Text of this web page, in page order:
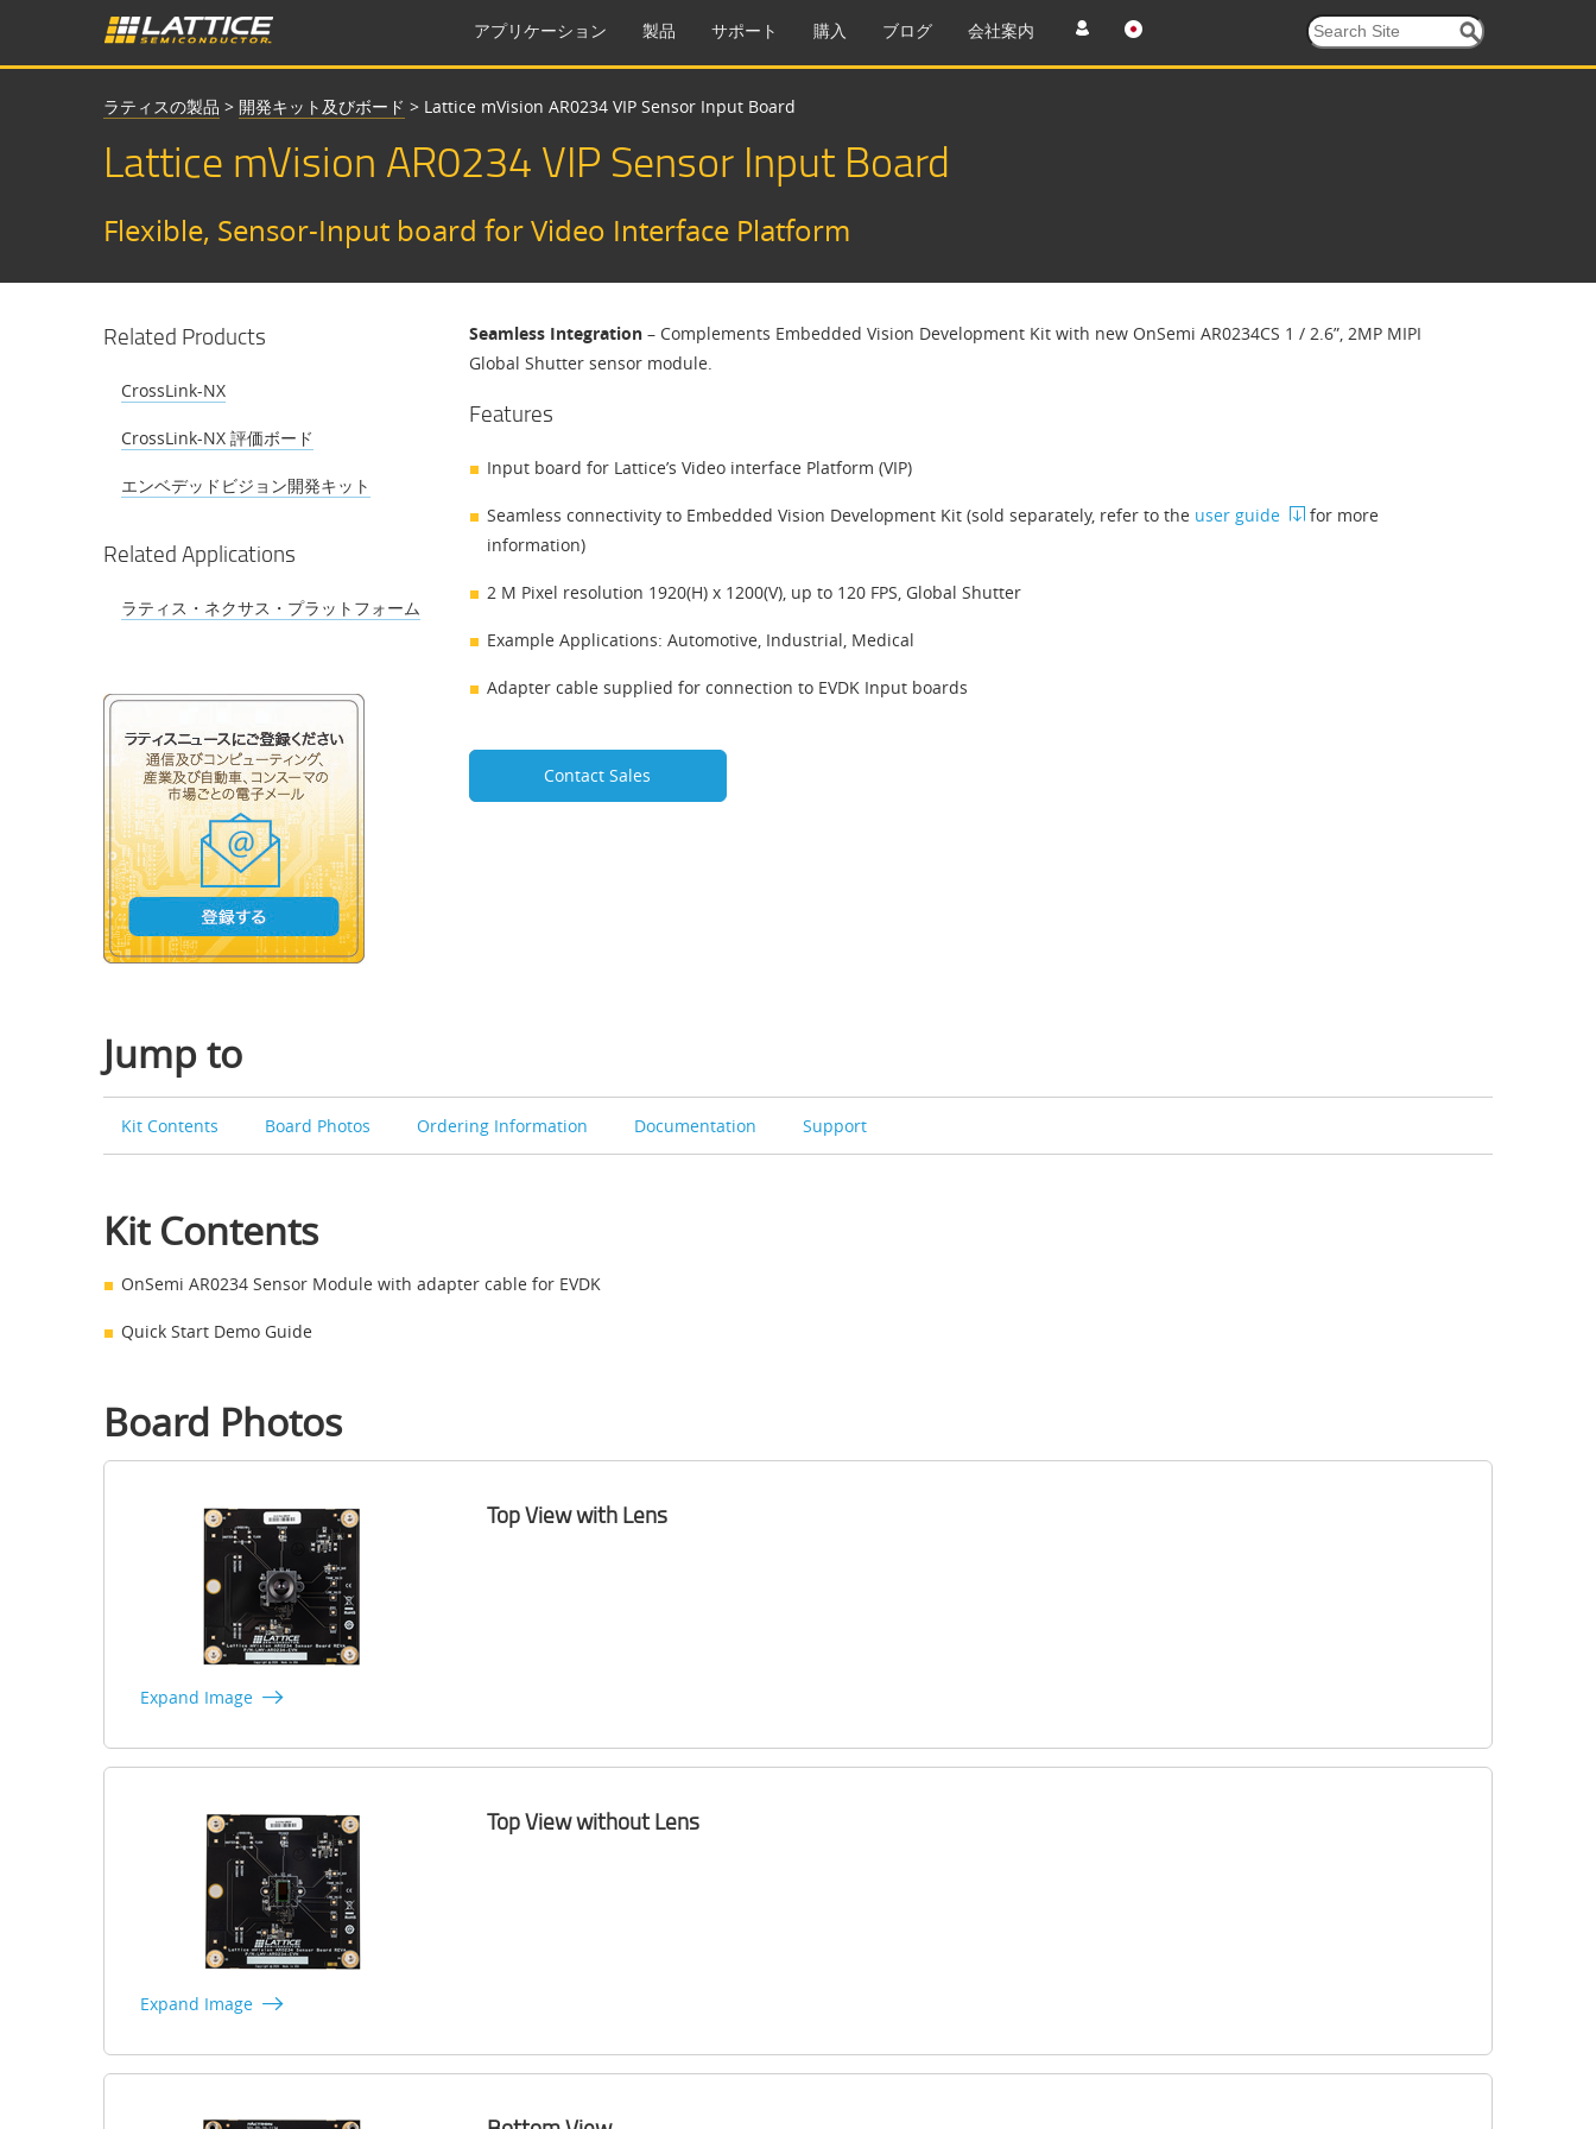
アプリケーション 製品 サポート 購入 ブログ 会社案内
ラティスの製品 > 開発キット及びボード > Lattice mVision AR0234 VIP Sensor Input Board
Lattice mVision AR0234 VIP Sensor Input Board
Flexible, Sensor-Input board for Video Interface Platform
Related Products
CrossLink-NX
CrossLink-NX 評価ボード
エンベデッドビジョン開発キット
Related Applications
ラティス・ネクサス・プラットフォーム
Seamless Integration– Complements Embedded Vision Development Kit with new OnSemi AR0234CS 1 / 2.6”, 2MP MIPI
Global Shutter sensor module.
Features
Input board for Lattice’s Video interface Platform (VIP)
Seamless connectivity to Embedded Vision Development Kit (sold separately, refer to the user guide
for more
information)
2 M Pixel resolution 1920(H) x 1200(V), up to 120 FPS, Global Shutter
Example Applications: Automotive, Industrial, Medical
Adapter cable supplied for connection to EVDK Input boards
Contact Sales
Jump to
Kit Contents Board Photos Ordering Information Documentation Support
Kit Contents
OnSemi AR0234 Sensor Module with adapter cable for EVDK
Quick Start Demo Guide
Board Photos
Expand Image
Top View with Lens
Expand Image
Top View without Lens